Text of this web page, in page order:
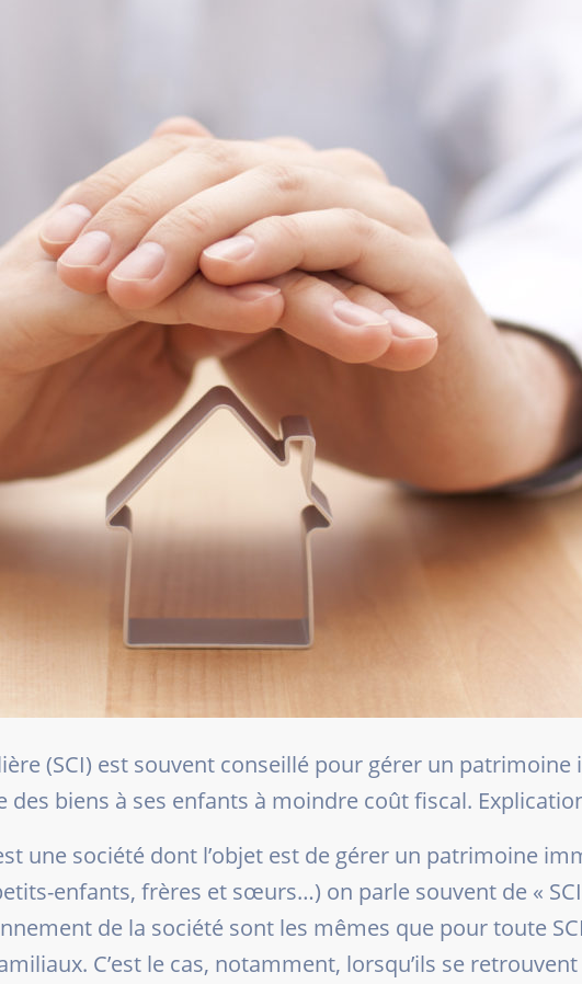
(SCI) est souvent conseillé pour gérer un
biens à ses enfants à moindre coût fiscal.
une société dont l’objet est de gérer un patrimoine
enfants, frères et sœurs…) on parle souvent de « SCI
de la société sont les mêmes que pour toute
C’est le cas, notamment, lorsqu’ils se